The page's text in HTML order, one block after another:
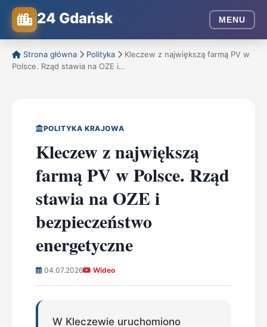
24 Gdańsk MENU
Strona główna Polityka
Kleczew z największą farmą PV w
Polsce. Rząd stawia na OZE i…
POLITYKA KRAJOWA
Kleczew z największą
farmą PV w Polsce. Rząd
stawia na OZE i
bezpieczeństwo
energetyczne
04.07.2026 Wideo
W Kleczewie uruchomiono